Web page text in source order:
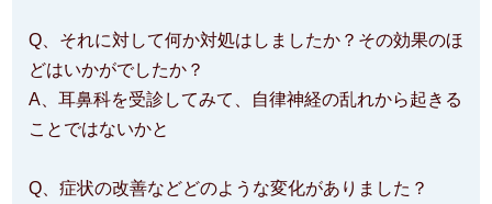
Q、それに対して何か対処はしましたか？その効果のほ
どはいかがでしたか？
A、耳鼻科を受診してみて、自律神経の乱れから起きる
ことではないかと
Q、症状の改善などどのような変化がありました？